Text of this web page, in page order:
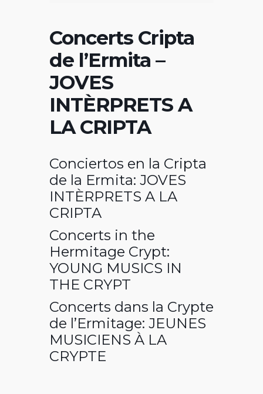
Concerts Cripta
de l’Ermita –
JOVES
INTÈRPRETS A
LA CRIPTA
Conciertos en la Cripta
de la Ermita: JOVES
INTÈRPRETS A LA
CRIPTA
Concerts in the
Hermitage Crypt:
YOUNG MUSICS IN
THE CRYPT
Concerts dans la Crypte
de l’Ermitage: JEUNES
MUSICIENS À LA
CRYPTE